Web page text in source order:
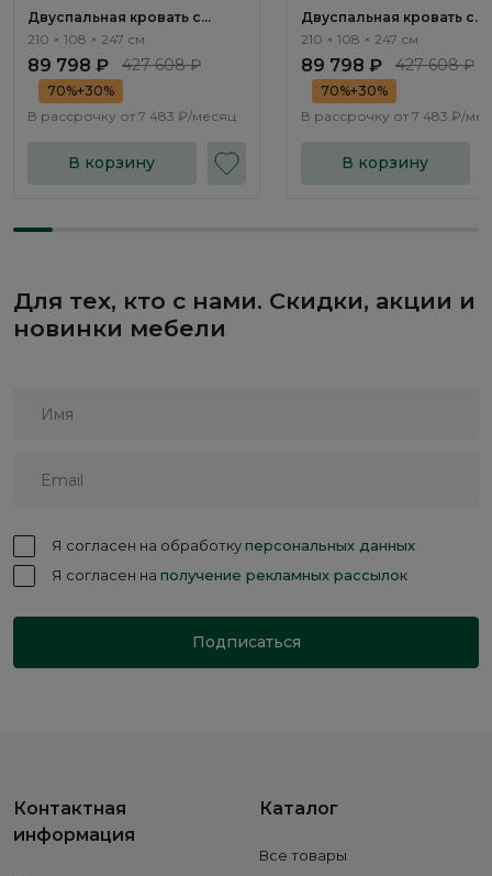
Двуспальная кровать с
подъемным механизмом
NK263.01
210 × 108 × 247 см
89 798 ₽ 427 608 ₽
70%+30%
В рассрочку от 7 483 ₽/месяц
В корзину
Двуспальная кровать с
подъемным механизмом
NK263.02
210 × 108 × 247 см
89 798 ₽ 427 608 ₽
70%+30%
В рассрочку от 7 483 ₽/
В корзину
Для тех, кто с нами. Скидки, акции и
новинки мебели
Я согласен на обработкуперсональных данных
Я согласен на получение рекламных рассылок
Подписаться
Контактная
информация
Каталог
Все товары